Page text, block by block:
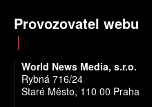
Provozovatel webu
World News Media, s.r.o.
Rybná 716/24
Staré Město, 110 00 Praha